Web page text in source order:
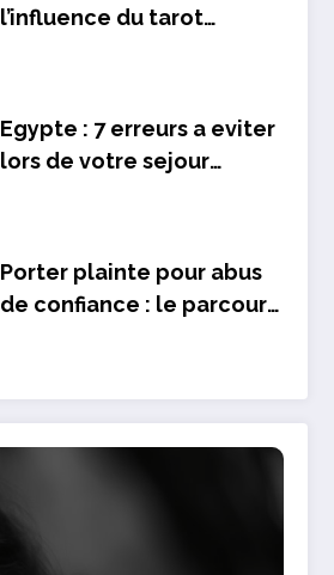
l’influence du tarot
Egypte : 7 erreurs a eviter
lors de votre sejour
Porter plainte pour abus
de confiance : le parcours